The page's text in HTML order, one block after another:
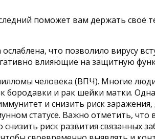
поможет вам держать своё
что позволило вирусу
влияющие на защитную
человека (ВПЧ). Многие
бородавки и рак шейки матки.
и снизить риск заражения,
статусе. Важно отметить, что
риск развития связанных